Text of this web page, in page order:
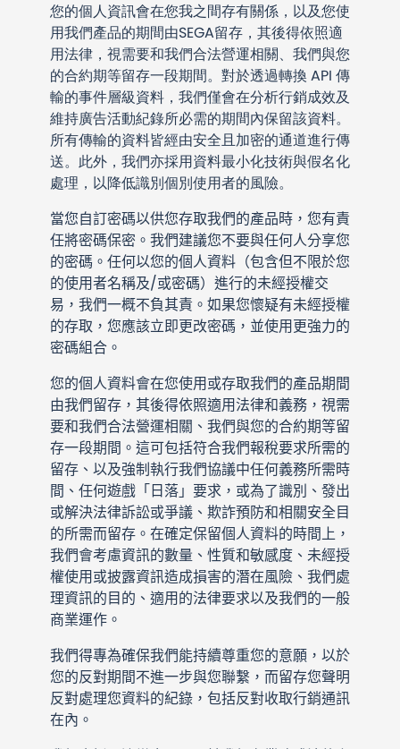
您的個人資訊會在您我之間存有關係，以及您使
用我們產品的期間由SEGA留存，其後得依照適
用法律，視需要和我們合法營運相關、我們與您
的合約期等留存一段期間。對於透過轉換 API 傳
輸的事件層級資料，我們僅會在分析行銷成效及
維持廣告活動紀錄所必需的期間內保留該資料。
所有傳輸的資料皆經由安全且加密的通道進行傳
送。此外，我們亦採用資料最小化技術與假名化
處理，以降低識別個別使用者的風險。
當您自訂密碼以供您存取我們的產品時，您有責
任將密碼保密。我們建議您不要與任何人分享您
的密碼。任何以您的個人資料（包含但不限於您
的使用者名稱及/或密碼）進行的未經授權交
易，我們一概不負其責。如果您懷疑有未經授權
的存取，您應該立即更改密碼，並使用更強力的
密碼組合。
您的個人資料會在您使用或存取我們的產品期間
由我們留存，其後得依照適用法律和義務，視需
要和我們合法營運相關、我們與您的合約期等留
存一段期間。這可包括符合我們報稅要求所需的
留存、以及強制執行我們協議中任何義務所需時
間、任何遊戲「日落」要求，或為了識別、發出
或解決法律訴訟或爭議、欺詐預防和相關安全目
的所需而留存。在確定保留個人資料的時間上，
我們會考慮資訊的數量、性質和敏感度、未經授
權使用或披露資訊造成損害的潛在風險、我們處
理資訊的目的、適用的法律要求以及我們的一般
商業運作。
我們得專為確保我們能持續尊重您的意願，以於
您的反對期間不進一步與您聯繫，而留存您聲明
反對處理您資料的紀錄，包括反對收取行銷通訊
在內。